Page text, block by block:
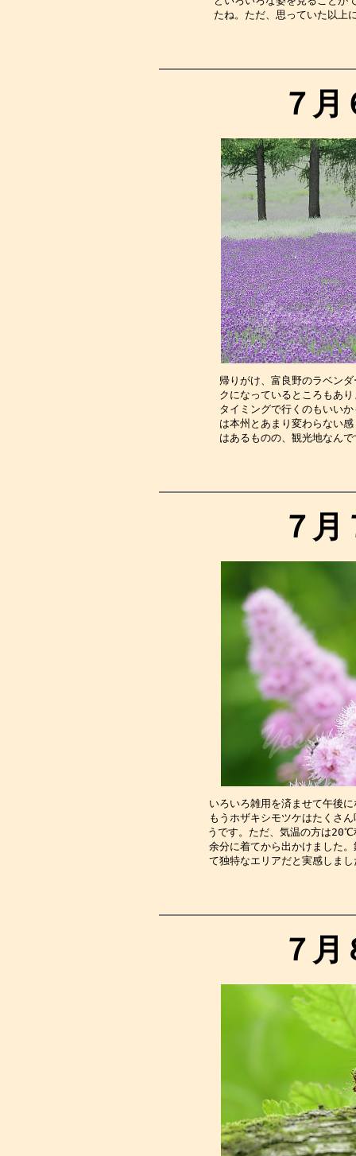
たね。ただ、思って
７
帰りがけ、富良野のラベン
クになっているところもあ
タイミングで行くのもいい
は本州とあまり変わらない
はあるものの、
７
いろいろ雑用を済ませて午後
もうホザキシモツケはたくさ
うです。ただ、気温の方は
余分に着てから出かけました
て独特なエリ
７